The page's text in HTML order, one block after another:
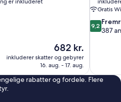
Prisen
er
682 kr.
682 kr.
inkluderer skatter og gebyrer
16. aug. - 17. aug.
Gratis
9.2
ud
9,2
387
rabatter og fordele. Flere